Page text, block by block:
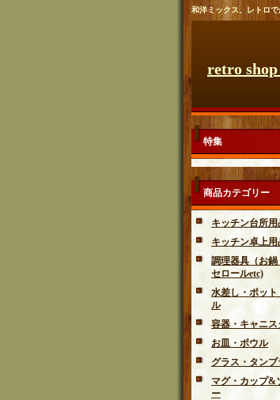
和洋ミックス、レトロ
retro
特集
商品カテゴリー
キッチン台所用
キッチン卓上用
調理器具（お鍋
セロールetc)
水差し・ポット
ル
容器・キャニス
お皿・ボウル
グラス・タンブ
マグ・カップ&
ー